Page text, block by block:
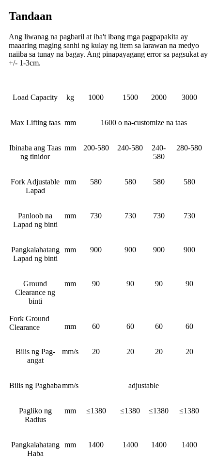
Tandaan
Ang liwanag na pagbaril at iba't ibang mga pagpapakita ay
maaaring maging sanhi ng kulay ng item sa larawan na medyo
naiiba sa tunay na bagay. Ang pinapayagang error sa pagsukat ay
+/- 1-3cm.
Load Capacity kg 1000 1500 2000 3000
Max Lifting taas mm 1600 o na-customize na taas
Ibinaba ang Taas
ng tinidor
mm 200-580 240-580
240-
580
280-580
Fork Adjustable
Lapad
mm 580 580 580 580
Panloob na
Lapad ng binti
mm 730 730 730 730
Pangkalahatang
Lapad ng binti
mm 900 900 900 900
Ground
Clearance ng
binti
mm 90 90 90 90
Fork Ground
Clearance
mm 60 60 60 60
Bilis ng Pag-
angat
mm/s 20 20 20 20
Bilis ng Pagbabamm/s adjustable
Pagliko ng
Radius
mm ≤1380 ≤1380 ≤1380 ≤1380
Pangkalahatang
Haba
mm 1400 1400 1400 1400